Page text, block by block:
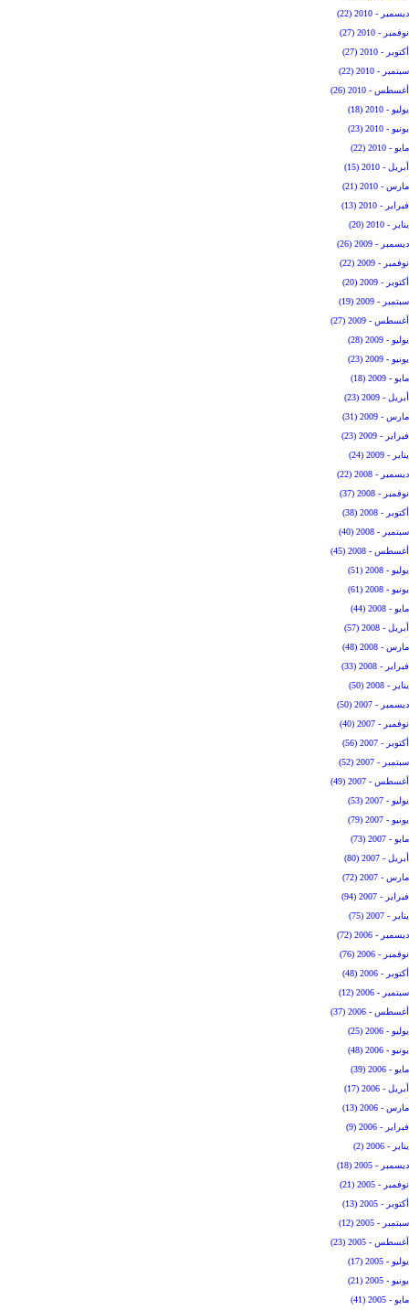
ديسمبر - 2010 (22)
نوفمبر - 2010 (27)
أكتوبر - 2010 (27)
سبتمبر - 2010 (22)
أغسطس - 2010 (26)
يوليو - 2010 (18)
يونيو - 2010 (23)
مايو - 2010 (22)
أبريل - 2010 (15)
مارس - 2010 (21)
فبراير - 2010 (13)
يناير - 2010 (20)
ديسمبر - 2009 (26)
نوفمبر - 2009 (22)
أكتوبر - 2009 (20)
سبتمبر - 2009 (19)
أغسطس - 2009 (27)
يوليو - 2009 (28)
يونيو - 2009 (23)
مايو - 2009 (18)
أبريل - 2009 (23)
مارس - 2009 (31)
فبراير - 2009 (23)
يناير - 2009 (24)
ديسمبر - 2008 (22)
نوفمبر - 2008 (37)
أكتوبر - 2008 (38)
سبتمبر - 2008 (40)
أغسطس - 2008 (45)
يوليو - 2008 (51)
يونيو - 2008 (61)
مايو - 2008 (44)
أبريل - 2008 (57)
مارس - 2008 (48)
فبراير - 2008 (33)
يناير - 2008 (50)
ديسمبر - 2007 (50)
نوفمبر - 2007 (40)
أكتوبر - 2007 (56)
سبتمبر - 2007 (52)
أغسطس - 2007 (49)
يوليو - 2007 (53)
يونيو - 2007 (79)
مايو - 2007 (73)
أبريل - 2007 (80)
مارس - 2007 (72)
فبراير - 2007 (94)
يناير - 2007 (75)
ديسمبر - 2006 (72)
نوفمبر - 2006 (76)
أكتوبر - 2006 (48)
سبتمبر - 2006 (12)
أغسطس - 2006 (37)
يوليو - 2006 (25)
يونيو - 2006 (48)
مايو - 2006 (39)
أبريل - 2006 (17)
مارس - 2006 (13)
فبراير - 2006 (9)
يناير - 2006 (2)
ديسمبر - 2005 (18)
نوفمبر - 2005 (21)
أكتوبر - 2005 (13)
سبتمبر - 2005 (12)
أغسطس - 2005 (23)
يوليو - 2005 (17)
يونيو - 2005 (21)
مايو - 2005 (41)